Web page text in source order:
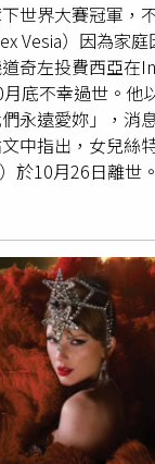
世界大賽冠軍，
Vesia）因為家
奇左投費西亞在
底不幸過世。他
們永遠愛妳」，消
中指出，女兒絲
於10月26日離世
，但我們會永遠
查看這則貼文
投，費西
68場，防禦率為
中也登板7場，累
。雖然未能參戰
行動表達支持。
繡上他的背號
，表達對費西亞的
刻提供支持與理
們無法撐過這一